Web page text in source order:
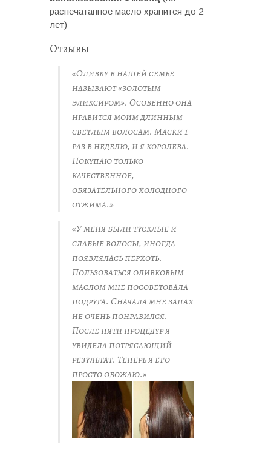
распечатанное масло хранится до 2
лет)
Отзывы
«Оливку в нашей семье
называют «золотым
эликсиром». Особенно она
нравится моим длинным
светлым волосам. Маски 1
раз в неделю, и я королева.
Покупаю только
качественное,
обязательного холодного
отжима.»
«У меня были тусклые и
слабые волосы, иногда
появлялась перхоть.
Пользоваться оливковым
маслом мне посоветовала
подруга. Сначала мне запах
не очень понравился.
После пяти процедур я
увидела потрясающий
результат. Теперь я его
просто обожаю.»